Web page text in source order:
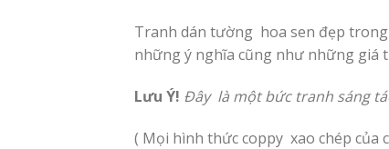
Tranh dán tường hoa sen đẹp
những ý nghĩa cũng như những
Lưu Ý! Đây là một bức tranh sáng
( Mọi hình thức coppy xao chép của